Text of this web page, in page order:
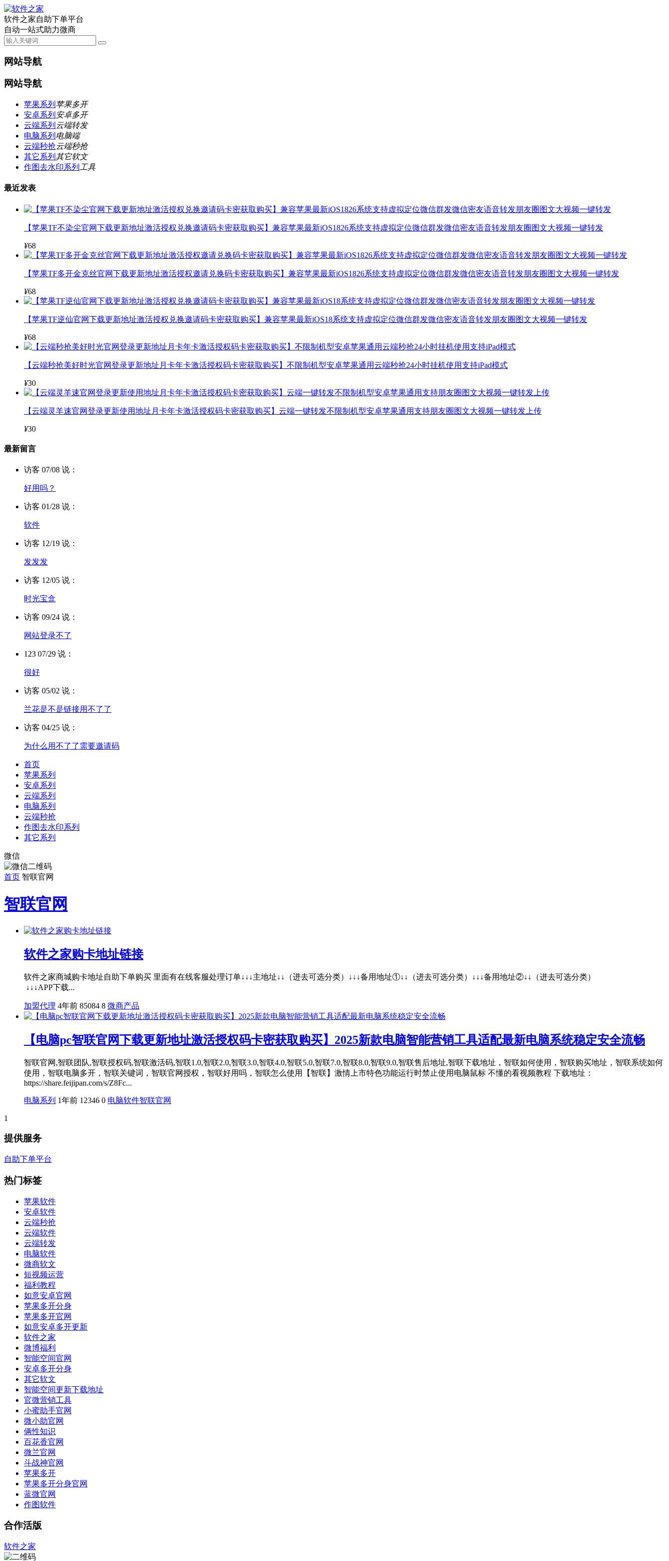
软件之家自助下单平台
自动一站式助力微商
网站导航
网站导航
苹果系列 苹果多开
安卓系列 安卓多开
云端系列 云端转发
电脑系列 电脑端
云端秒抢云端秒抢
其它系列 其它软文
作图去水印系列 工具
最近发表
【苹果TF不染尘官网下载更新地址激活授权兑换邀请码卡密获取购买】兼容苹果最新iOS1826系统支持虚拟定位微信群发微信密友语音转发朋友圈图文大视频一键转发
¥68
【苹果TF多开金克丝官网下载更新地址激活授权邀请兑换码卡密获取购买】兼容苹果最新iOS1826系统支持虚拟定位微信群发微信密友语音转发朋友圈图文大视频一键转发
¥68
【苹果TF逆仙官网下载更新地址激活授权兑换邀请码卡密获取购买】兼容苹果最新iOS18系统支持虚拟定位微信群发微信密友语音转发朋友圈图文大视频一键转发
¥68
【云端秒抢美好时光官网登录更新地址月卡年卡激活授权码卡密获取购买】不限制机型安卓苹果通用云端秒抢24小时挂机使用支持iPad模式
¥30
【云端灵羊速官网登录更新使用地址月卡年卡激活授权码卡密获取购买】云端一键转发不限制机型安卓苹果通用支持朋友圈图文大视频一键转发上传
¥30
最新留言
访客 07/08 说：
好用吗？
访客 01/28 说：
软件
访客 12/19 说：
发发发
访客 12/05 说：
时光宝盒
访客 09/24 说：
网站登录不了
123 07/29 说：
很好
访客 05/02 说：
兰花是不是链接用不了了
访客 04/25 说：
为什么用不了了需要邀请码
首页
苹果系列
安卓系列
云端系列
电脑系列
云端秒抢
作图去水印系列
其它系列
微信
首页 智联官网
智联官网
软件之家购卡地址链接
软件之家商城购卡地址自助下单购买 里面有在线客服处理订单↓↓↓主地址↓↓（进去可选分类）↓↓↓备用地址①↓↓（进去可选分类）↓↓↓备用地址②↓↓（进去可选分类）
↓↓↓APP下载...
加盟代理 4年前 85084 8 微商产品
【电脑pc智联官网下载更新地址激活授权码卡密获取购买】2025新款电脑智能营销工具适配最新电脑系统稳定安全流畅
智联官网,智联团队,智联授权码,智联激活码,智联1.0,智联2.0,智联3.0,智联4.0,智联5.0,智联7.0,智联8.0,智联9.0,智联售后地址,智联下载地址，智联如何使用，智联购买地址，智联系统如何
使用，智联电脑多开，智联关键词，智联官网授权，智联好用吗，智联怎么使用【智联】激情上市特色功能运行时禁止使用电脑鼠标 不懂的看视频教程 下载地址：
https://share.feijipan.com/s/Z8Fc...
电脑系列 1年前 12346 0 电脑软件智联官网
1
提供服务
自助下单平台
热门标签
苹果软件
安卓软件
云端秒抢
云端软件
云端转发
电脑软件
微商软文
短视频运营
福利教程
如意安卓官网
苹果多开分身
苹果多开官网
如意安卓多开更新
软件之家
微博福利
智能空间官网
安卓多开分身
其它软文
智能空间更新下载地址
官微营销工具
小蜜助手官网
微小助官网
俩性知识
百花香官网
微兰官网
斗战神官网
苹果多开
苹果多开分身官网
蓝微官网
作图软件
合作活版
软件之家